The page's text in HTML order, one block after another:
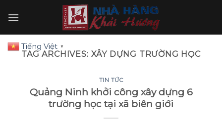
TAG ARCHIVES: XÂY DỰNG TRƯỜNG HỌC
TIN TỨC
Quảng Ninh khởi công xây dựng 6
trường học tại xã biên giới
Tiếng Việt ▼